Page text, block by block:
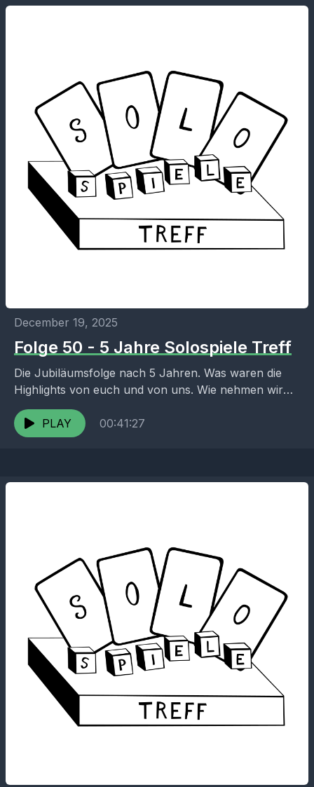
December 19, 2025
Folge 50 - 5 Jahre Solospiele Treff
Die Jubiläumsfolge nach 5 Jahren. Was waren die
Highlights von euch und von uns. Wie nehmen wir
auf und wie soll es weiter gehen?...
PLAY
00:41:27